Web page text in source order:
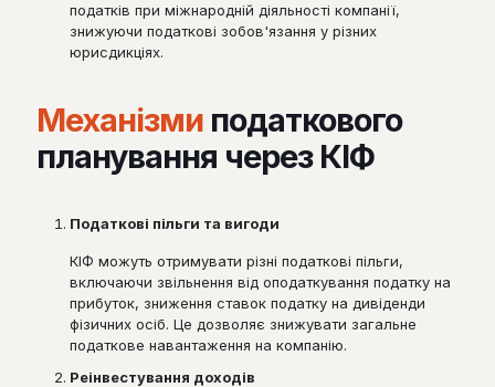
податків при міжнародній діяльності компанії,
знижуючи податкові зобов'язання у різних
юрисдикціях.
Механізми податкового
планування через КІФ
Податкові пільги та вигоди
КІФ можуть отримувати різні податкові пільги,
включаючи звільнення від оподаткування податку на
прибуток, зниження ставок податку на дивіденди
фізичних осіб. Це дозволяє знижувати загальне
податкове навантаження на компанію.
Реінвестування доходів